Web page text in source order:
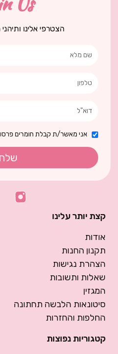
הצטרפי אלינו
אני מאשר/ת קבלת חומרים
קצת יותר עלינו
אודות
תקנון החנות
הצהרת נגישות
שאלות ותשובות
המגזין
סיטונאות הלבשה תחתונה
החלפות והחזרות
קטגוריות נפוצות